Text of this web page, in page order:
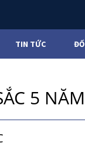
TIN TỨC
5